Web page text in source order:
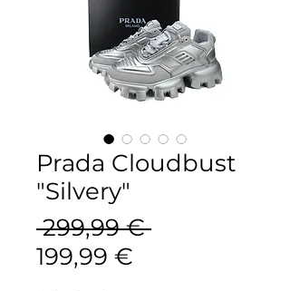
Prada Cloudbust
"Silvery"
299,99 € Prix
199,99 €